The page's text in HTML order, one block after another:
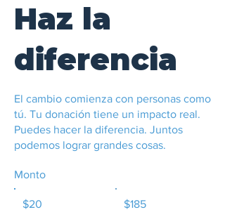
Haz la
diferencia
El cambio comienza con personas como
tú. Tu donación tiene un impacto real.
Puedes hacer la diferencia. Juntos
podemos lograr grandes cosas.
Monto
$20
$185